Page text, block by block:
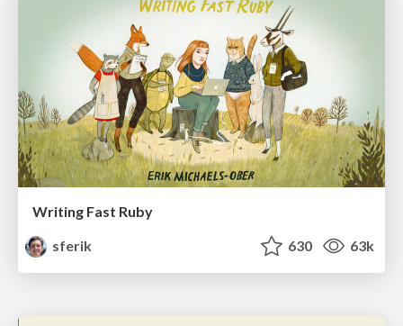
Writing Fast Ruby
sferik
630 63k